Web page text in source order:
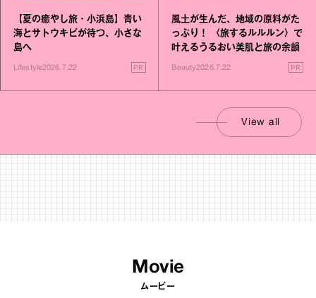
【夏の癒やし旅・小浜島】青い
海とサトウキビが待つ、小さな
島へ
Lifestyle2026.7.22 PR
風土が生んだ、地域の原料がた
っぷり！ 〈旅するルルルン〉で
叶えるうるおい美肌と旅の余韻
Beauty2026.7.22 PR
View all
Movie
ムービー